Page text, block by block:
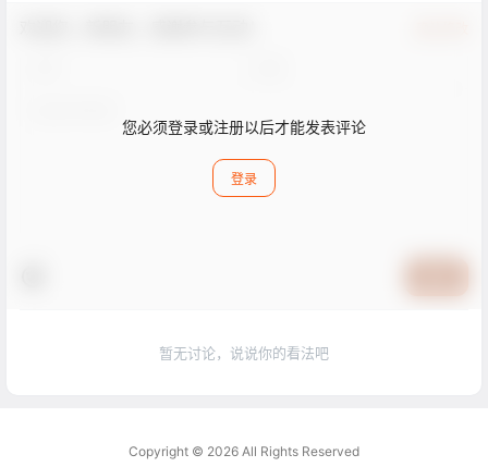
您必须登录或注册以后才能发表评论
登录
暂无讨论，说说你的看法吧
Copyright © 2026 All Rights Reserved